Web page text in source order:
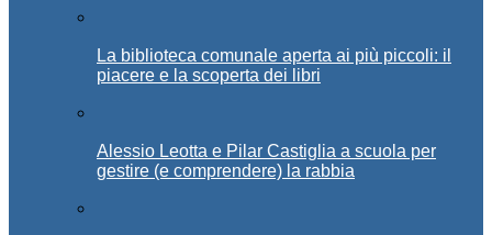
La biblioteca comunale aperta ai più piccoli: il
piacere e la scoperta dei libri
Alessio Leotta e Pilar Castiglia a scuola per
gestire (e comprendere) la rabbia